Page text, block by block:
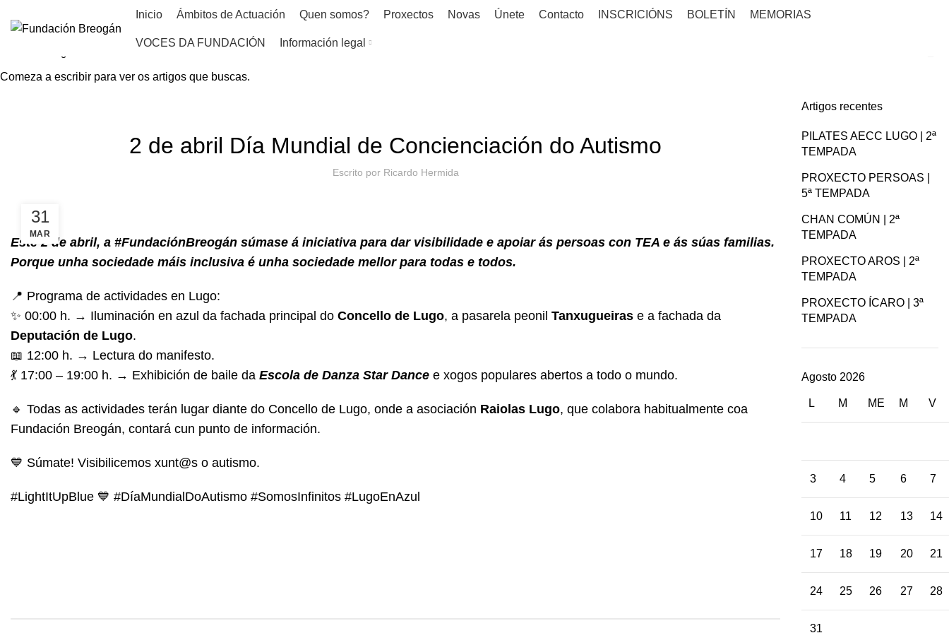
Inicio Ámbitos de Actuación Quen somos? Proxectos Novas Únete Contacto INSCRICIÓNS BOLETÍN MEMORIAS
VOCES DA FUNDACIÓN Información legal
2 de abril Día Mundial de Concienciación do Autismo
Escrito por Ricardo Hermida
31
MAR
Este 2 de abril, a #FundaciónBreogán súmase á iniciativa para dar visibilidade e apoiar ás persoas con TEA e ás súas familias.
Porque unha sociedade máis inclusiva é unha sociedade mellor para todas e todos.
📍 Programa de actividades en Lugo:
✨ 00:00 h. → Iluminación en azul da fachada principal do Concello de Lugo, a pasarela peonil Tanxugueiras e a fachada da
Deputación de Lugo.
📖 12:00 h. → Lectura do manifesto.
💃 17:00 – 19:00 h. → Exhibición de baile da Escola de Danza Star Dance e xogos populares abertos a todo o mundo.
🔹 Todas as actividades terán lugar diante do Concello de Lugo, onde a asociación Raiolas Lugo, que colabora habitualmente coa
Fundación Breogán, contará cun punto de información.
💙 Súmate! Visibilicemos xunt@s o autismo.
#LightItUpBlue 💙 #DíaMundialDoAutismo #SomosInfinitos #LugoEnAzul
Artigos recentes
PILATES AECC LUGO | 2ª
TEMPADA
PROXECTO PERSOAS |
5ª TEMPADA
CHAN COMÚN | 2ª
TEMPADA
PROXECTO AROS | 2ª
TEMPADA
PROXECTO ÍCARO | 3ª
TEMPADA
Agosto 2026
L M ME M V
3 4 5 6 7
10 11 12 13 14
17 18 19 20 21
24 25 26 27 28
31
Comeza a escribir para ver os artigos que buscas.